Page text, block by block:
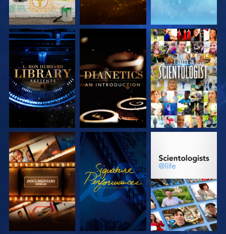
VERKEN DE SERIE VERKEN DE SERIE KIJK
VERKEN DE SERIE KIJK VERKEN DE SERIE